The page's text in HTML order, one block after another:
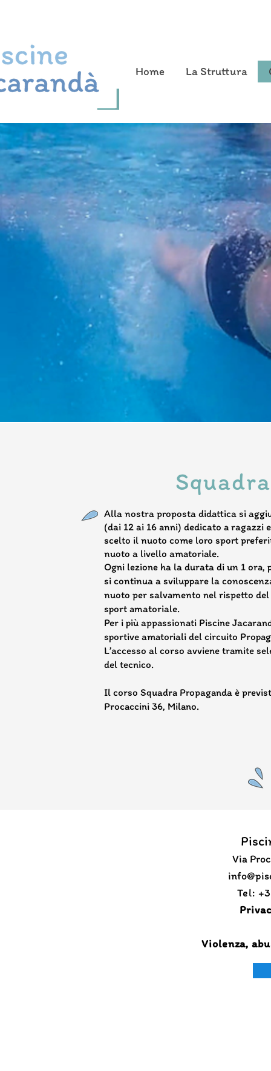
Home La Struttura
Alla nostra proposta didattica si
(dai 12 ai 16 anni) dedicato a ragazzi
scelto il nuoto come loro sport
nuoto a livello amatoriale.
Ogni lezione ha la durata di un 1
si continua a sviluppare la
nuoto per salvamento nel rispetto
sport amatoriale.
Per i più appassionati Piscine
sportive amatoriali del circuito
L’accesso al corso avviene tramite
del tecnico.
Il corso Squadra Propaganda è
Procaccini 36, Milano.
Via
Tel:
Violenza,